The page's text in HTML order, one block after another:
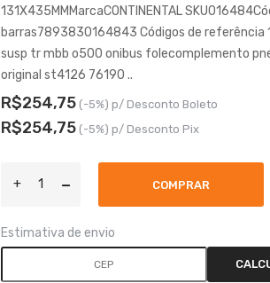
131X435MMMarcaCONTINENTAL
barras7893830164843 Códigos de
susp tr mbb o500 onibus folecomplemento
original st4126 76190 ..
R$254,75 (-5%) p/ Desconto Boleto
R$254,75 (-5%) p/ Desconto Pix
COMPRAR
Estimativa de envio